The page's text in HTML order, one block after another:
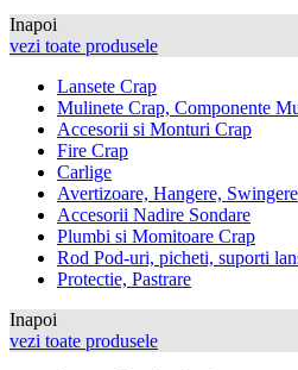
Inapoi
vezi toate produsele
Lansete Crap
Mulinete Crap, Componente
Accesorii si Monturi Crap
Fire Crap
Carlige
Avertizoare, Hangere, Swingere
Accesorii Nadire Sondare
Plumbi si Momitoare Crap
Rod Pod-uri, picheti, suporti
Protectie, Pastrare
Inapoi
vezi toate produsele